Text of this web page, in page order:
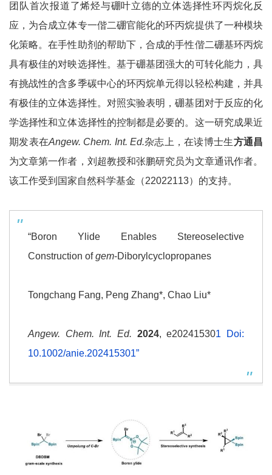
团队首次报道了烯烃与硼叶立德的立体选择性环丙烷化反
应，为合成立体专一偕二硼官能化的环丙烷提供了一种模块
化策略。在手性助剂的帮助下，合成的手性偕二硼基环丙烷
具有极佳的对映选择性。基于硼基团强大的可转化能力，具
有挑战性的含多季碳中心的环丙烷单元得以轻松构建，并具
有极佳的立体选择性。对照实验表明，硼基团对于反应的化
学选择性和立体选择性的控制都是必要的。这一研究成果近
期发表在Angew. Chem. Int. Ed.杂志上，在读博士生方通昌
为文章第一作者，刘超教授和张鹏研究员为文章通讯作者。
该工作受到国家自然科学基金（22022113）的支持。
“Boron Ylide Enables Stereoselective
Construction ofgem-Diborylcyclopropanes
Tongchang Fang, Peng Zhang*, Chao Liu*
Angew. Chem. Int. Ed. 2024, e202415301 Doi:
10.1002/anie.202415301”